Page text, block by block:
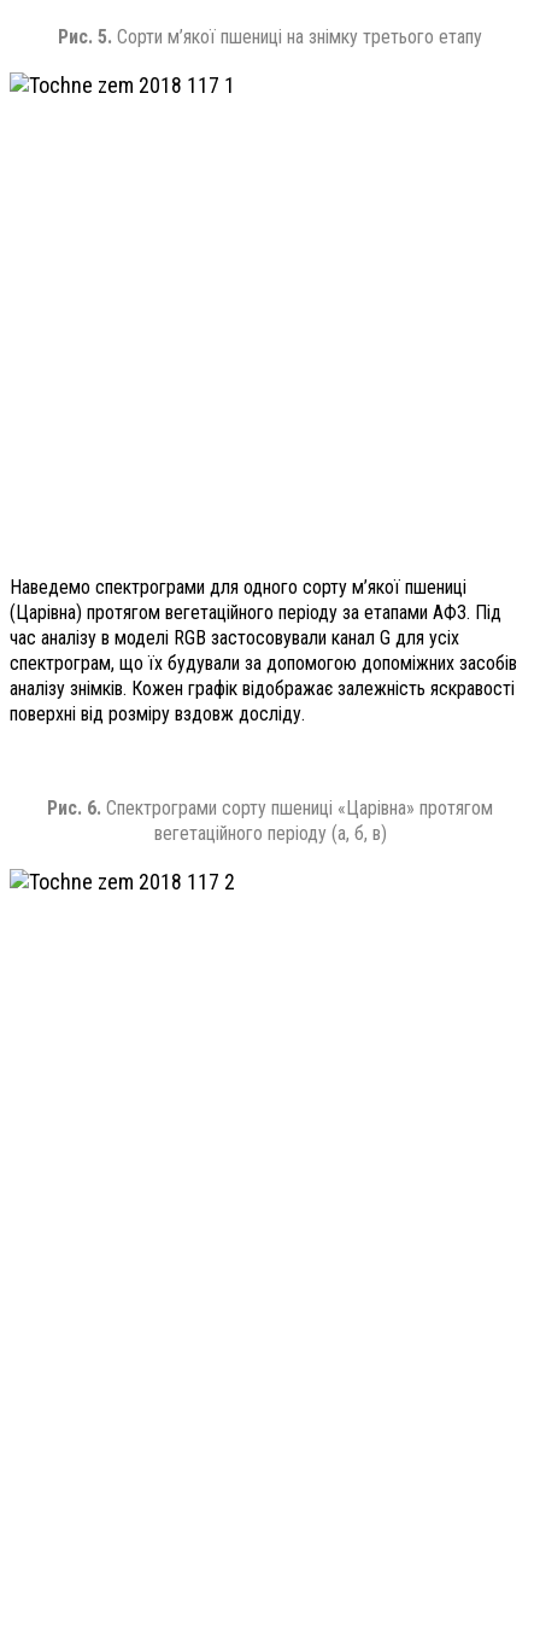
Рис. 5. Сорти м’якої пшениці на знімку третього етапу
Наведемо спектрограми для одного сорту м’якої пшениці
(Царівна) протягом вегетаційного періоду за етапами АФЗ. Під
час аналізу в моделі RGB застосовували канал G для усіх
спектрограм, що їх будували за допомогою допоміжних засобів
аналізу знімків. Кожен графік відображає залежність яскравості
поверхні від розміру вздовж досліду.
Рис. 6. Спектрограми сорту пшениці «Царівна» протягом
вегетаційного періоду (а, б, в)